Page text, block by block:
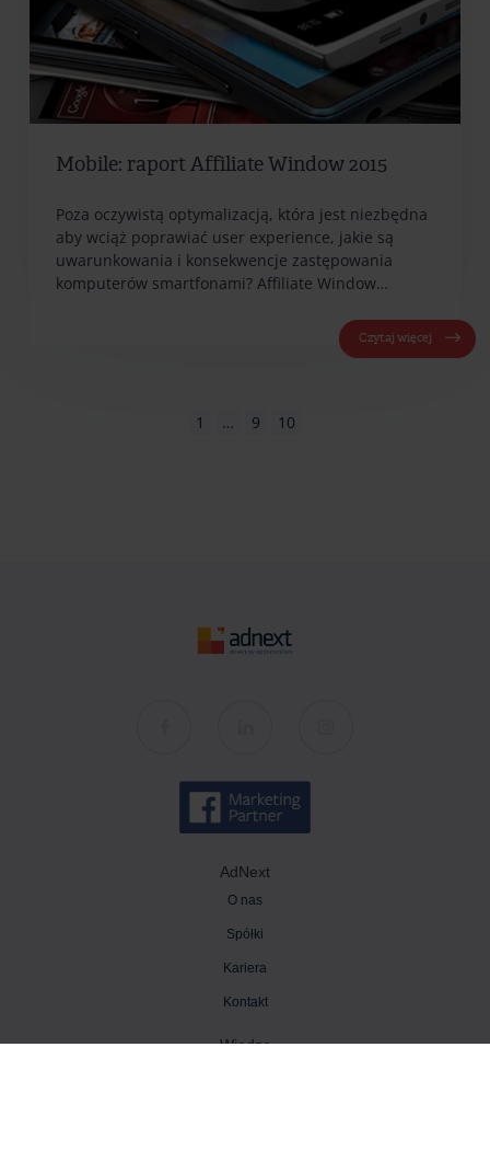
Mobile: raport Affiliate Window 2015
Poza oczywistą optymalizacją, która jest niezbędna
aby wciąż poprawiać user experience, jakie są
uwarunkowania i konsekwencje zastępowania
komputerów smartfonami? Affiliate Window…
Czytaj więcej
1 … 9 10
AdNext
O nas
Spółki
Kariera
Kontakt
Wiedza